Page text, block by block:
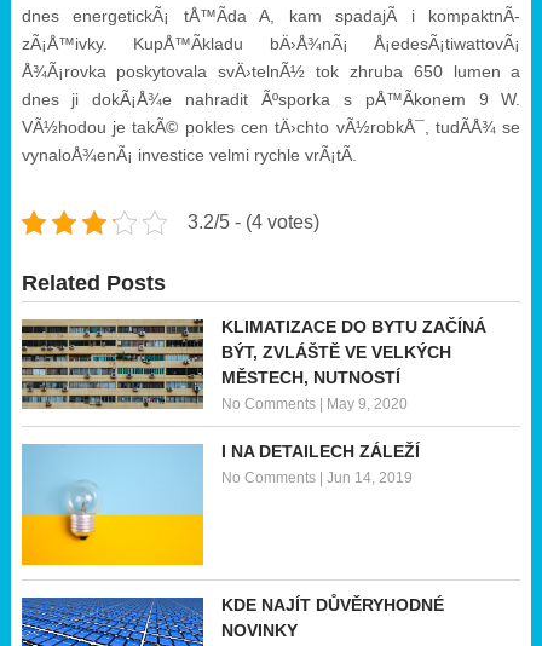
dnes energetickÃ¡ tÅ™Ã­da A, kam spadajÃ­ i kompaktnÃ­
zÃ¡Å™ivky. KupÅ™Ã­kladu bÄ›Å¾nÃ¡ Å¡edesÃ¡tiwattovÃ¡
Å¾Ã¡rovka poskytovala svÄ›telnÃ½ tok zhruba 650 lumen a
dnes ji dokÃ¡Å¾e nahradit Ãºsporka s pÅ™Ã­konem 9 W.
VÃ½hodou je takÃ© pokles cen tÄ›chto vÃ½robkÅ¯, tudÃ­Å¾ se
vynaloÅ¾enÃ¡ investice velmi rychle vrÃ¡tÃ­.
3.2/5 - (4 votes)
Related Posts
KLIMATIZACE DO BYTU ZAČÍNÁ
BÝT, ZVLÁŠTĚ VE VELKÝCH
MĚSTECH, NUTNOSTÍ
No Comments| May 9, 2020
I NA DETAILECH ZÁLEŽÍ
No Comments| Jun 14, 2019
KDE NAJÍT DŮVĚRYHODNÉ
NOVINKY